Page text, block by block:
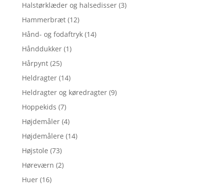
Halstørklæder og halsedisser (3)
Hammerbræt (12)
Hånd- og fodaftryk (14)
Hånddukker (1)
Hårpynt (25)
Heldragter (14)
Heldragter og køredragter (9)
Hoppekids (7)
Højdemåler (4)
Højdemålere (14)
Højstole (73)
Høreværn (2)
Huer (16)